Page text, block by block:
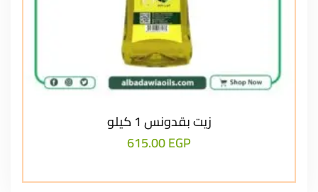
زيت بقدونس 1 كيلو
615.00EGP